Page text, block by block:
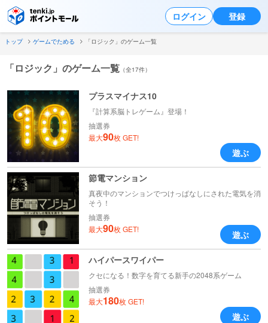
ログイン 登録
トップ ゲームでためる 「ロジック」のゲーム一覧
「ロジック」のゲーム一覧 （全17件）
プラスマイナス10
『計算系脳トレゲーム』登場！
抽選券
最大90枚 GET!
遊ぶ
節電マンション
真夜中のマンションでつけっぱなしにされた電気を消
そう！
抽選券
最大90枚 GET! 遊ぶ
ハイパースワイパー
クセになる！数字を育てる新手の2048系ゲーム
抽選券
最大180枚 GET!
遊ぶ